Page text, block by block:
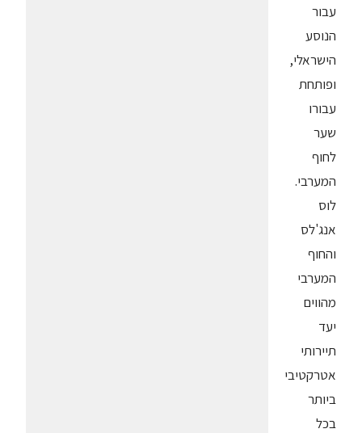
עבור
הנוסע
הישראלי,
ופותחת
עבורו
שער
לחוף
המערבי.
לוס
אנג'לס
והחוף
המערבי
מהווים
יעד
תיירותי
אטרקטיבי
ביותר
בכל